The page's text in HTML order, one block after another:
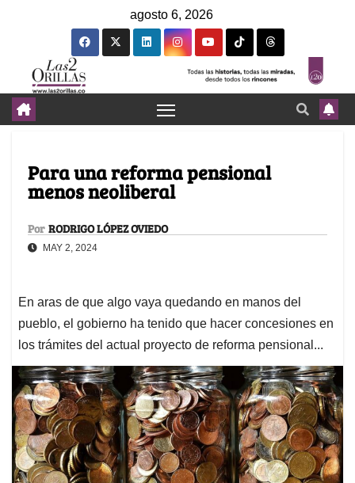
agosto 6, 2026
Para una reforma pensional
menos neoliberal
Por RODRIGO LÓPEZ OVIEDO
MAY 2, 2024
En aras de que algo vaya quedando en manos del
pueblo, el gobierno ha tenido que hacer concesiones en
los trámites del actual proyecto de reforma pensional...